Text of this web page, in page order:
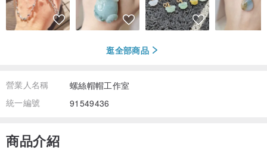
逛全部商品
營業人名稱
螺絲帽帽工作室
統一編號
91549436
商品介紹